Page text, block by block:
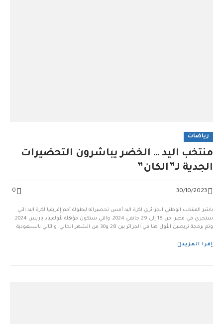
رياضات
منتخب اليد … الخضر يباشرون التحضيرات
الجدية لـ”الكان”
30/10/2023
0
باشر المنتخب الوطني الجزائري لكرة اليد أمس تحضيراته لبطولة أمم إفريقيا لكرة اليد التي
ستجري في مصر من 18 إلى 29 جانفي 2024، والتي ستكون مؤهلة لأولمبياد باريس 2024.
وتم برمجة تربصين الأول هنا في الجزائر بين 28 و30 من الشهر الحالي، والثاني بالسعودية
إقرا المزيد